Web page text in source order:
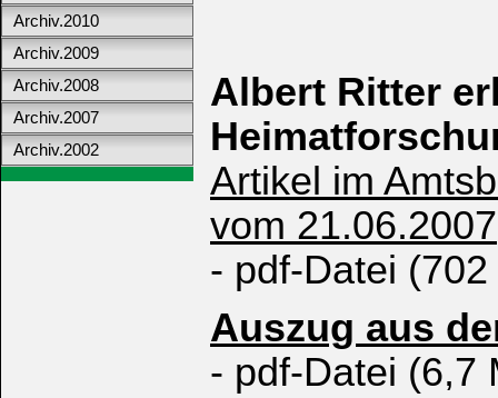
Archiv.2010
Archiv.2009
Archiv.2008
Archiv.2007
Archiv.2002
Albert Ritter
Artikel im
vom
- pdf-Datei (702
Auszug aus
- pdf-Datei (6,7